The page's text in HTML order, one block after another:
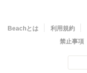
Beachとは 利用規約
禁止事項